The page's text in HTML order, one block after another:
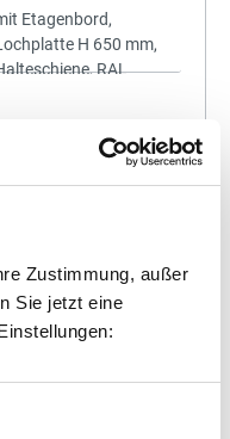
Zustimmung, außer
Sie jetzt eine